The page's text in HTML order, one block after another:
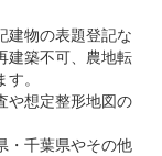
建物の表題登記な
建築不可、農地転
。
や想定整形地図の
・千葉県やその他